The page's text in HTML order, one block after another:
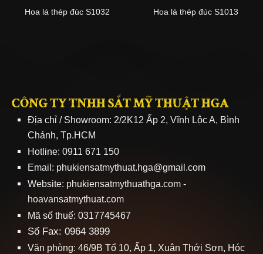
Hoa lá thép đúc S1032 Hoa lá thép đúc S1013
CÔNG TY TNHH SẮT MỸ THUẬT HGA
Địa chỉ / Showroom: 2/2K12 Ấp 2, Vĩnh Lộc A, Bình
Chánh, Tp.HCM
Hotline: 0911 671 150
Email: phukiensatmythuat.hga@gmail.com
Website: phukiensatmythuathga.com-
hoavansatmythuat.com
Mã số thuế: 0317745467
Số Fax: 0964 3899
Văn phòng: 46/9B Tổ 10, Ấp 1, Xuân Thới Sơn, Hóc